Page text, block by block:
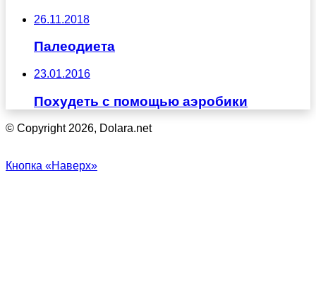
26.11.2018
Палеодиета
23.01.2016
Похудеть с помощью аэробики
© Copyright 2026, Dolara.net
Кнопка «Наверх»